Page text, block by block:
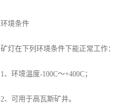
环境条件
矿灯在下列环境条件下能正常工作：
1、环境温度-100C～+400C；
2、可用于高瓦斯矿井。